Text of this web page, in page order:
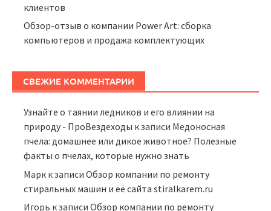
клиентов
Обзор-отзыв о компании Power Art: сборка
компьютеров и продажа комплектующих
СВЕЖИЕ КОММЕНТАРИИ
Узнайте о таянии ледников и его влиянии на
природу - ПроВездеходы к записи Медоносная
пчела: домашнее или дикое животное? Полезные
факты о пчелах, которые нужно знать
Марк к записиОбзор компании по ремонту
стиральных машин и её сайта stiralkarem.ru
Игорь к записиОбзор компании по ремонту